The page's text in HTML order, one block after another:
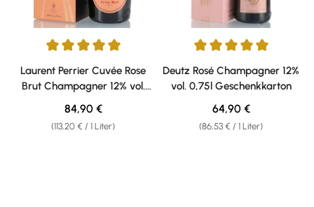
Durchschnittliche Bewertung von 5 von 5 Sternen
Laurent Perrier Cuvée Rose
Brut Champagner 12% vol.
0,75l Geschenkkarton
(113,20 € / 1 Liter)
Regulärer Preis:
84,90 €
Durchschnittliche Bewertung
Deutz Rosé Champagner 12%
vol. 0,75l Geschenkkarton
(86,53 € / 1 Liter)
Regulärer Preis:
64,90 €